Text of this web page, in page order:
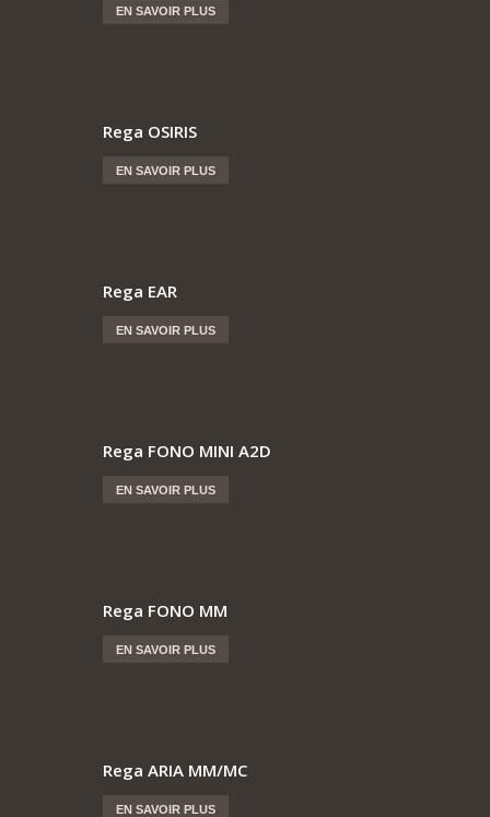
EN SAVOIR PLUS
Rega OSIRIS
EN SAVOIR PLUS
Rega EAR
EN SAVOIR PLUS
Rega FONO MINI A2D
EN SAVOIR PLUS
Rega FONO MM
EN SAVOIR PLUS
Rega ARIA MM/MC
EN SAVOIR PLUS